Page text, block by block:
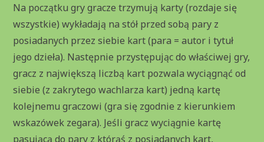
Na początku gry gracze trzymują karty (rozdaje się
wszystkie) wykładają na stół przed sobą pary z
posiadanych przez siebie kart (para = autor i tytuł
jego dzieła). Następnie przystępując do właściwej gry,
gracz z największą liczbą kart pozwala wyciągnąć od
siebie (z zakrytego wachlarza kart) jedną kartę
kolejnemu graczowi (gra się zgodnie z kierunkiem
wskazówek zegara). Jeśli gracz wyciągnie kartę
pasującą do pary z którąś z posiadanych kart,